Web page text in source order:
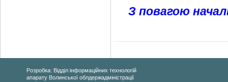
З повагою
Розробка: Відділ інформаційних технологій
апарату Волинської облдержадміністрації